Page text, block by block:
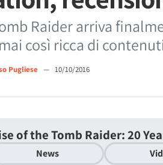
Raider arriva
così ricca di
Pugliese — 10/10/2016
of the Tomb Raider: 20
News